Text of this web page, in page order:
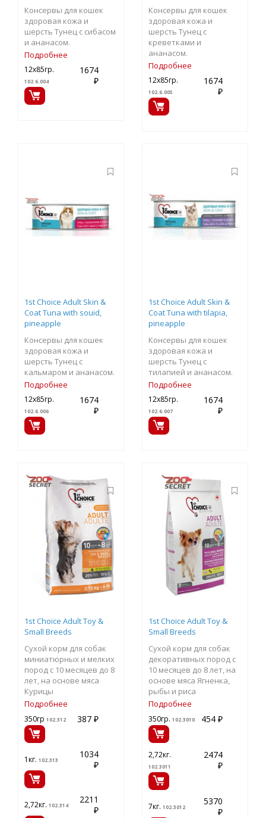
Консервы для кошек
здоровая кожа и
шерсть Тунец с сибасом
и ананасом.
Подробнее
12х85гр.
102.6.004
1674
₽
Консервы для кошек
здоровая кожа и
шерсть Тунец с
креветками и
ананасом.
Подробнее
12х85гр.
102.6.005
1674
₽
1st Choice Adult Skin &
Coat Tuna with souid,
pineapple
Консервы для кошек
здоровая кожа и
шерсть Тунец с
кальмаром и ананасом.
Подробнее
12х85гр.
102.6.006
1674
₽
1st Choice Adult Skin &
Coat Tuna with tilapia,
pineapple
Консервы для кошек
здоровая кожа и
шерсть Тунец с
тилапией и ананасом.
Подробнее
12х85гр.
102.6.007
1674
₽
1st Choice Adult Toy &
Small Breeds
Сухой корм для собак
миниатюрных и мелких
пород с 10 месяцев до 8
лет, на основе мяса
Курицы
Подробнее
350гр 102.312 387 ₽
1кг. 102.313
1034
₽
2,72кг. 102.314
2211
₽
1st Choice Adult Toy &
Small Breeds
Сухой корм для собак
декоративных пород с
10 месяцев до 8 лет, на
основе мяса Ягненка,
рыбы и риса
Подробнее
350гр. 102.3010 454 ₽
2,72кг.
102.3011
2474
₽
7кг. 102.3012
5370
₽